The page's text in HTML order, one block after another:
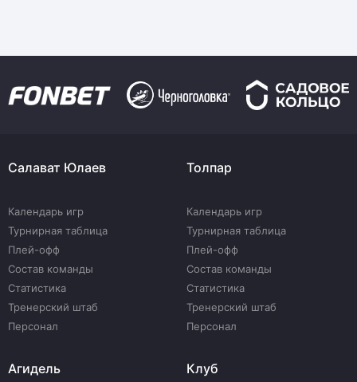
Салават Юлаев
Календарь игр
Турнирная таблица
Плей-офф
Состав команды
Статистика
Тренерский штаб
Персонал
Толпар
Календарь игр
Турнирная таблица
Плей-офф
Состав команды
Статистика
Тренерский штаб
Персонал
Агидель Клуб